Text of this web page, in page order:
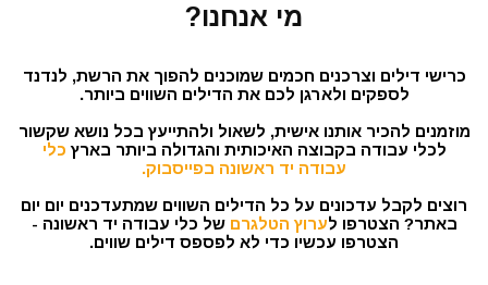
מי אנחנו?
כרישי דילים וצרכנים חכמים שמוכנים להפוך את הרשת, לנדנד
לספקים ולארגן לכם את הדילים השווים ביותר.
מוזמנים להכיר אותנו אישית, לשאול ולהתייעץ בכל נושא שקשור
לכלי עבודה בקבוצה האיכותית והגדולה ביותר בארץ כלי
עבודה יד ראשונה בפייסבוק.
רוצים לקבל עדכונים על כל הדילים השווים שמתעדכנים יום יום
באתר? הצטרפו לערוץ הטלגרם של כלי עבודה יד ראשונה -
הצטרפו עכשיו כדי לא לפספס דילים שווים.